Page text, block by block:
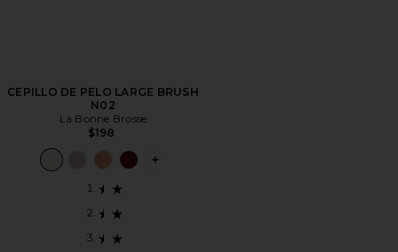
CEPILLO DE PELO LARGE BRUSH
N02
La Bonne Brosse
$198
PLUS ICON TO SEE MORE OPTIONS